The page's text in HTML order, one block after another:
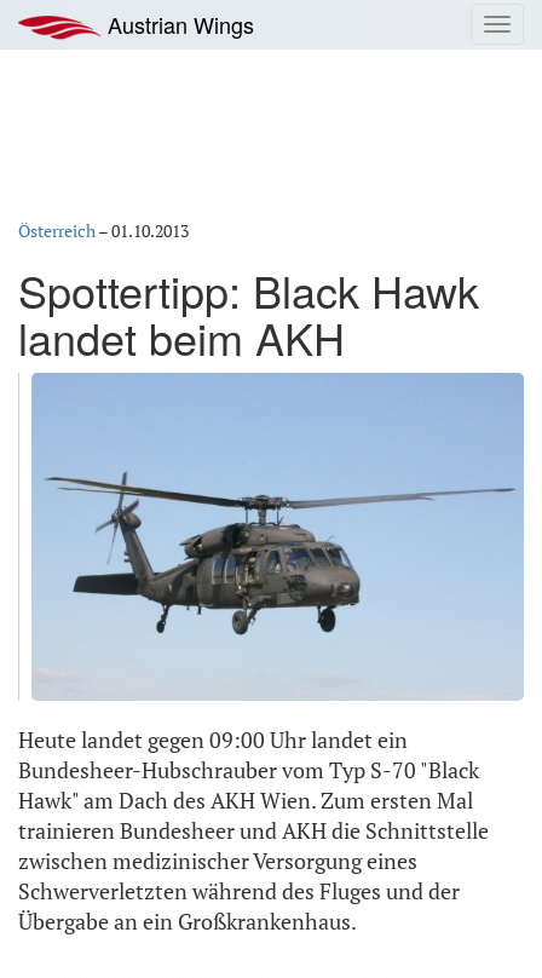
Inhalt
springen
Austrian Wings
Österreich–01.10.2013
Spottertipp: Black Hawk
landet beim AKH
Heute landet gegen 09:00 Uhr landet ein
Bundesheer-Hubschrauber vom Typ S-70 "Black
Hawk" am Dach des AKH Wien. Zum ersten Mal
trainieren Bundesheer und AKH die Schnittstelle
zwischen medizinischer Versorgung eines
Schwerverletzten während des Fluges und der
Übergabe an ein Großkrankenhaus.